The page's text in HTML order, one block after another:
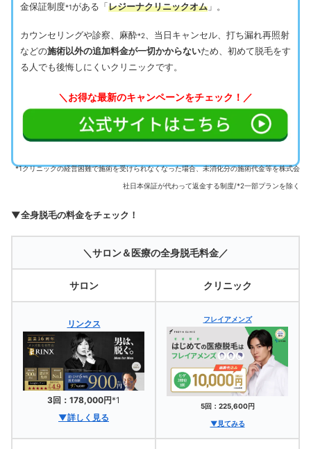
金保証制度*1がある「レジーナクリニックオム 」。
カウンセリングや診察、麻酔*2、当日キャンセル、打ち漏れ再照射
などの施術以外の追加料金が一切かからないため、初めて脱毛をす
る人でも後悔しにくいクリニックです。
＼お得な最新のキャンペーンをチェック！／
*1クリニックの経営困難で施術を受けられなくなった場合、未消化分の施術代金等を株式会
社日本保証が代わって返金する制度/*2一部プランを除く
▼全身脱毛の料金をチェック！
＼サロン＆医療の全身脱毛料金／
サロン クリニック
リンクス
3回：178,000円*1
▼詳しく見る
フレイアメンズ
5回：225,600円
▼見てみる